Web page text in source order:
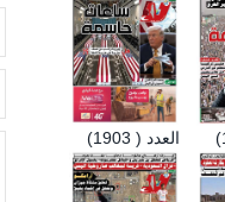
العدد ( 1903)